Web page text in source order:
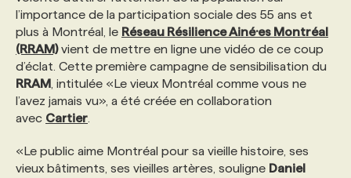
NOS AUTEUR‧RICES
POURQUOI CHOISIR NOS FORMATIONS
NOS TARIFS
PROGRAMMES DE SUBVENTIONS
FAQ
ANNONCEZ AVEC NOUS
l’importance de la participation sociale des 55 ans et
plus à Montréal, le Réseau Résilience Ainé·es Montréal
(RRAM)vient de mettre en ligne une vidéo de ce coup
d’éclat. Cette première campagne de sensibilisation du
RRAM , intitulée «Le vieux Montréal comme vous ne
l’avez jamais vu», a été créée en collaboration
avec Cartier
«Le public aime Montréal pour sa vieille histoire, ses
vieux bâtiments, ses vieilles artères, souligne Daniel